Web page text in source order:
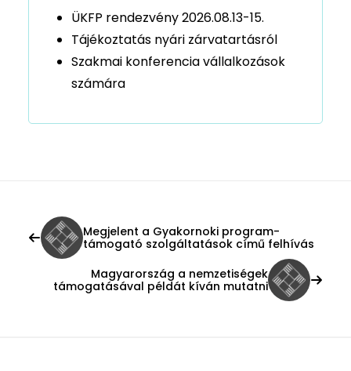
ÜKFP rendezvény 2026.08.13-15.
Tájékoztatás nyári zárvatartásról
Szakmai konferencia vállalkozások
számára
Megjelent a Gyakornoki program-
támogató szolgáltatások című felhívás
Magyarország a nemzetiségek
támogatásával példát kíván mutatni